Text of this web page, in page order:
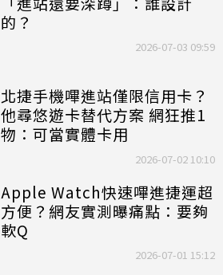
的？
2026-07-03 09:59
北捷手機嗶進站僅限信用卡？
他尋悠遊卡替代方案 網狂推1
物：可當實體卡用
2026-07-02 10:10
Apple Watch快速嗶進捷運超
方便？網友實測曝痛點：要夠
軟Q
2026-07-01 15:12